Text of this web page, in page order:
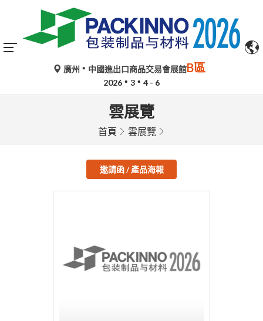
廣州 中國進出口商品交易會展館B區
2026 3 4 - 6
雲展覽
首頁 雲展覽
邀請函 / 產品海報